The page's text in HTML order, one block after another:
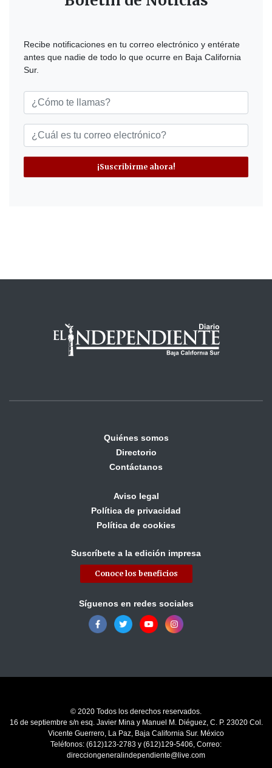
Recibe notificaciones en tu correo electrónico y entérate
antes que nadie de todo lo que ocurre en Baja California
Sur.
¡Suscribirme ahora!
Quiénes somos
Directorio
Contáctanos
Aviso legal
Política de privacidad
Política de cookies
Suscríbete a la edición impresa
Conoce los beneficios
Síguenos en redes sociales
© 2020 Todos los derechos reservados.
16 de septiembre s/n esq. Javier Mina y Manuel M. Diéguez, C. P. 23020 Col.
Vicente Guerrero, La Paz, Baja California Sur. México
Teléfonos: (612)123-2783 y (612)129-5406, Correo:
direcciongeneralindependiente@live.com